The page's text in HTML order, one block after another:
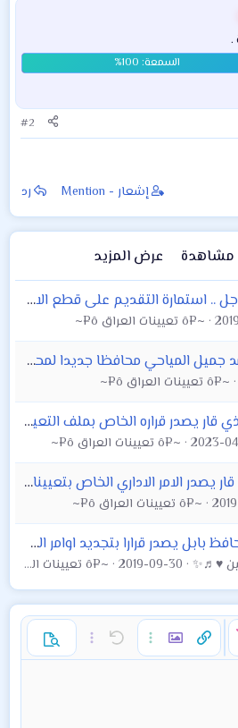
.
#2
إشعار - Mention رد
مشاهدة
عرض المزيد
استمارة التقديم على قطع الاراضي للمشمولين بشبكة الحماية الاجتماعية ( محافظة واسط ) 2019
~¤ô تعيينات العراق ô¤~
محافظا جديدا لمحافظة واسط خلفا لمحمود الملا طلال
~¤ô تعيينات العراق ô¤~
مجلس محافظة ذي قار يصدر قراره الخاص بملف التعيينات في المحافظة.
2023- ~¤ô تعيينات العراق ô¤~
الاداري الخاص بتعيينات مديرية تربية ذي قار الف الف مبروك
~¤ô تعيينات العراق ô¤~
بابل يصدر قرارا بتجديد اوامر المحاضرين للعام الدراسي 2019/2020.
♥♬✨
2019-09-30 ~¤ô تعيينات العراق ô¤~
إدراج رابطإدراج صورةخيارات إضافية…
تراجع خيارات إضافية…
معاينة